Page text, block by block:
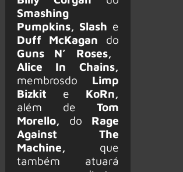
Smashing
Pumpkins, Slash e
Duff McKagan do
Guns N’ Roses,
Alice In Chains,
membrosdo Limp
Bizkit e KoRn,
além de Tom
Morello, do Rage
Against The
Machine, que
também atuará